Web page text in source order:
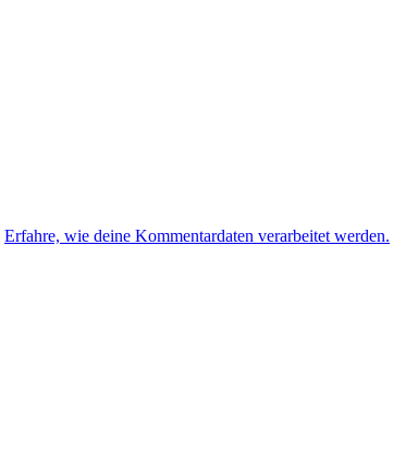
Erfahre, wie deine Kommentardaten verarbeitet werden.